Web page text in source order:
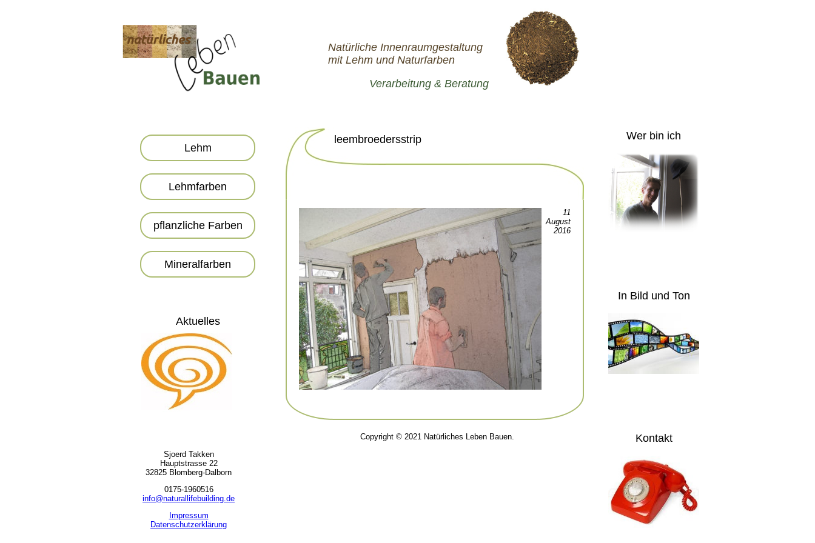
Lehm
Lehmfarben
pflanzliche Farben
Mineralfarben
Aktuelles
Sjoerd Takken
Hauptstrasse 22
32825 Blomberg-Dalborn
0175-1960516
info@naturallifebuilding.de
Impressum
Datenschutzerklärung
Natürliche Innenraumgestaltung
mit Lehm und Naturfarben
Verarbeitung & Beratung
leembroedersstrip
11
August
2016
Copyright © 2021 Natürliches Leben Bauen.
Wer bin ich
In Bild und Ton
Kontakt